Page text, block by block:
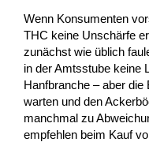
Wenn Konsumenten
THC keine Unschärfe
zunächst wie üblich
in der Amtsstube keine
Hanfbranche – aber
warten und den
manchmal zu
empfehlen beim Kauf